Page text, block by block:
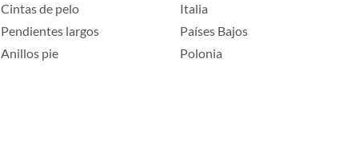
Cintas de pelo
Pendientes largos
Anillos pie
Italia
Países Bajos
Polonia